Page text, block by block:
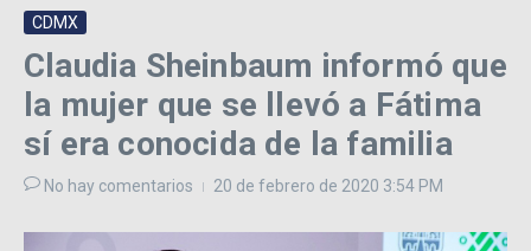
CDMX
Claudia Sheinbaum informó que
la mujer que se llevó a Fátima
sí era conocida de la familia
No hay comentarios 20 de febrero de 2020 3:54 PM